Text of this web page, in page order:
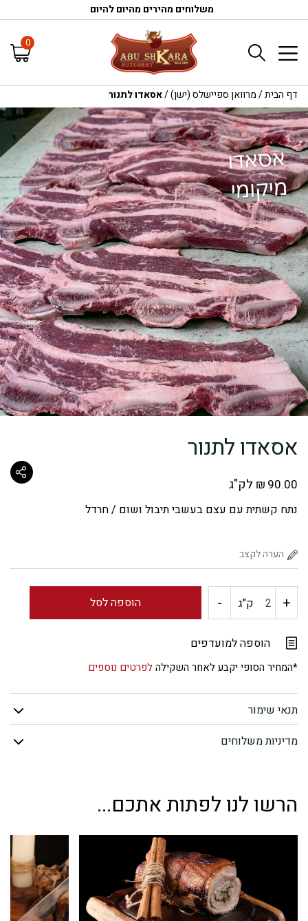
משלוחים מהירים מהיום להיום
0
דף הבית/מרוואן ספיישלס (ישן)/אסאדו לתנור
אסאדו לתנור
₪ 90.00 לק"ג
נתח קשתית עם עצם בעשבי תיבול ושום / חרדל
+ כמות
אסאדו
לתנור
ק"ג - הוספה לסל
הוספה למועדפים
*המחיר הסופי יקבע לאחר השקילהלפרטים נוספים
תנאי שימור
מדיניות משלוחים
הרשו לנו לפתות אתכם...